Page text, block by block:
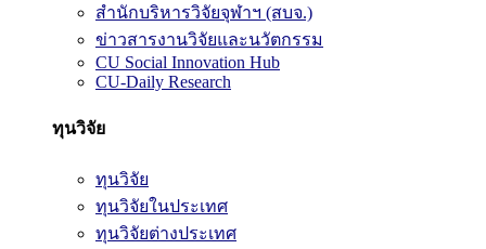
สำนักบริหารวิจัยจุฬาฯ (สบจ.)
ข่าวสารงานวิจัยและนวัตกรรม
CU Social Innovation Hub
CU-Daily Research
ทุนวิจัย
ทุนวิจัย
ทุนวิจัยในประเทศ
ทุนวิจัยต่างประเทศ